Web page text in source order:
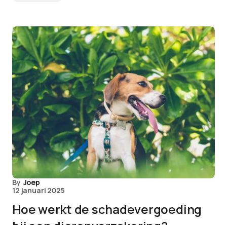
By Joep
12 januari 2025
Hoe werkt de schadevergoeding